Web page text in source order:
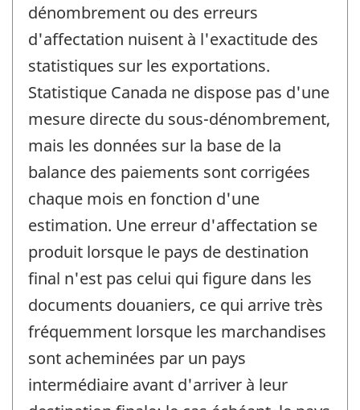
dénombrement ou des erreurs
d'affectation nuisent à l'exactitude des
statistiques sur les exportations.
Statistique Canada ne dispose pas d'une
mesure directe du sous-dénombrement,
mais les données sur la base de la
balance des paiements sont corrigées
chaque mois en fonction d'une
estimation. Une erreur d'affectation se
produit lorsque le pays de destination
final n'est pas celui qui figure dans les
documents douaniers, ce qui arrive très
fréquemment lorsque les marchandises
sont acheminées par un pays
intermédiaire avant d'arriver à leur